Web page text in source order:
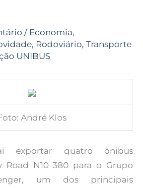
/ Economia,
, Rodoviário, Transporte
UNIBUS
André Klos
exportar quatro ônibus
Road N10 380 para o Grupo
um dos principais